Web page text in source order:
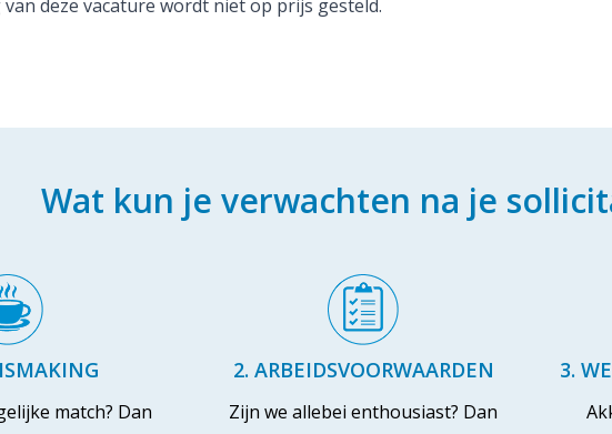
deze vacature wordt niet op prijs gesteld.
Wat kun je verwachten na je
match? Dan
2. ARBEIDSVOORWAARDEN
Zijn we allebei enthousiast? Dan
3.